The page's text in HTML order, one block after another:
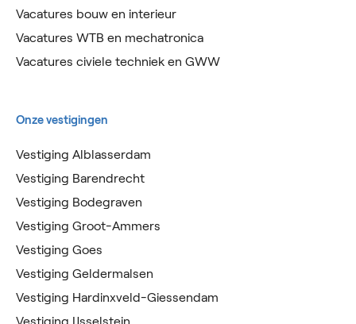
Vacatures bouw en interieur
Vacatures WTB en mechatronica
Vacatures civiele techniek en GWW
Onze vestigingen
Vestiging Alblasserdam
Vestiging Barendrecht
Vestiging Bodegraven
Vestiging Groot-Ammers
Vestiging Goes
Vestiging Geldermalsen
Vestiging Hardinxveld-Giessendam